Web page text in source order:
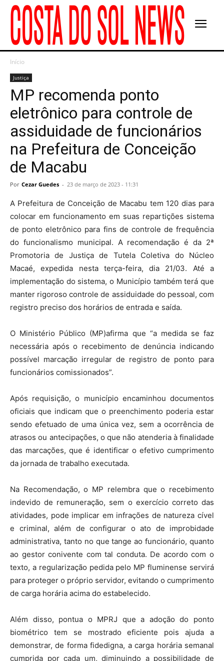
Início
Justiça
MP recomenda ponto
eletrônico para controle de
assiduidade de funcionários
na Prefeitura de Conceição
de Macabu
Por Cezar Guedes - 23 de março de 2023 - 11:31
A Prefeitura de Conceição de Macabu tem 120 dias para
colocar em funcionamento em suas repartições sistema
de ponto eletrônico para fins de controle de frequência
do funcionalismo municipal. A recomendação é da 2ª
Promotoria de Justiça de Tutela Coletiva do Núcleo
Macaé, expedida nesta terça-feira, dia 21/03. Até a
implementação do sistema, o Município também terá que
manter rigoroso controle de assiduidade do pessoal, com
registro preciso dos horários de entrada e saída.
O Ministério Público (MP)afirma que “a medida se faz
necessária após o recebimento de denúncia indicando
possível marcação irregular de registro de ponto para
funcionários comissionados”.
Após requisição, o município encaminhou documentos
oficiais que indicam que o preenchimento poderia estar
sendo efetuado de uma única vez, sem a ocorrência de
atrasos ou antecipações, o que não atenderia à finalidade
das marcações, que é identificar o efetivo cumprimento
da jornada de trabalho executada.
Na Recomendação, o MP relembra que o recebimento
indevido de remuneração, sem o exercício correto das
atividades, pode implicar em infrações de natureza cível
e criminal, além de configurar o ato de improbidade
administrativa, tanto no que tange ao funcionário, quanto
ao gestor conivente com tal conduta. De acordo com o
texto, a regularização pedida pelo MP fluminense servirá
para proteger o próprio servidor, evitando o cumprimento
de carga horária acima do estabelecido.
Além disso, pontua o MPRJ que a adoção do ponto
biométrico tem se mostrado eficiente pois ajuda a
demonstrar, de forma fidedigna, a carga horária semanal
cumprida por cada um, diminuindo a possibilidade de